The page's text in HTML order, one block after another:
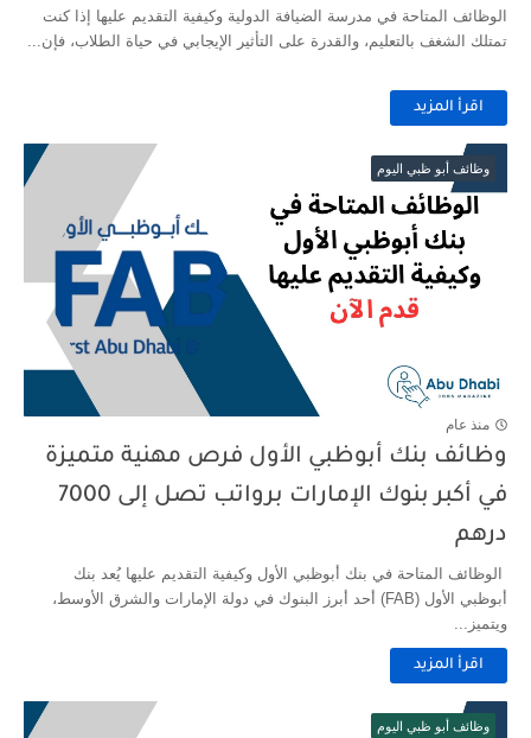
الوظائف المتاحة في مدرسة الضيافة الدولية وكيفية التقديم عليها إذا كنت
تمتلك الشغف بالتعليم، والقدرة على التأثير الإيجابي في حياة الطلاب، فإن...
اقرأ المزيد
وظائف أبو ظبي اليوم
منذ عام
وظائف بنك أبوظبي الأول فرص مهنية متميزة
في أكبر بنوك الإمارات برواتب تصل إلى 7000
درهم
الوظائف المتاحة في بنك أبوظبي الأول وكيفية التقديم عليها يُعد بنك
أبوظبي الأول (FAB) أحد أبرز البنوك في دولة الإمارات والشرق الأوسط،
ويتميز...
اقرأ المزيد
وظائف أبو ظبي اليوم